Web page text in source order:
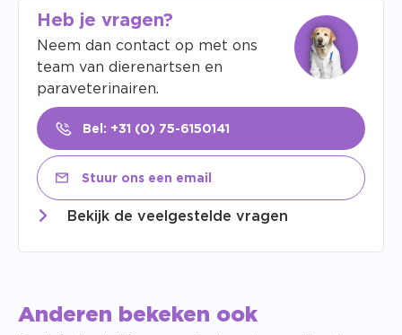
Heb je vragen?
Neem dan contact op met ons
team van dierenartsen en
paraveterinairen.
Bel: +31 (0) 75-6150141
Stuur ons een email
Bekijk de veelgestelde vragen
Anderen bekeken ook